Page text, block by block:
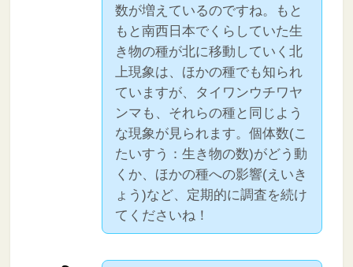
数が増えているのですね。もと
もと南西日本でくらしていた生
き物の種が北に移動していく北
上現象は、ほかの種でも知られ
ていますが、タイワンウチワヤ
ンマも、それらの種と同じよう
な現象が見られます。個体数(こ
たいすう：生き物の数)がどう動
くか、ほかの種への影響(えいき
ょう)など、定期的に調査を続け
てくださいね！